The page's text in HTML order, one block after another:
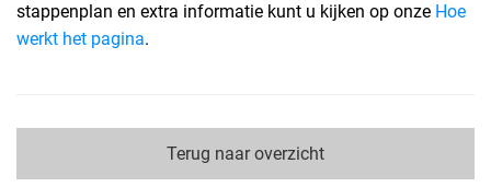
stappenplan en extra informatie kunt u kijken op onze Hoe
werkt het pagina.
Terug naar overzicht